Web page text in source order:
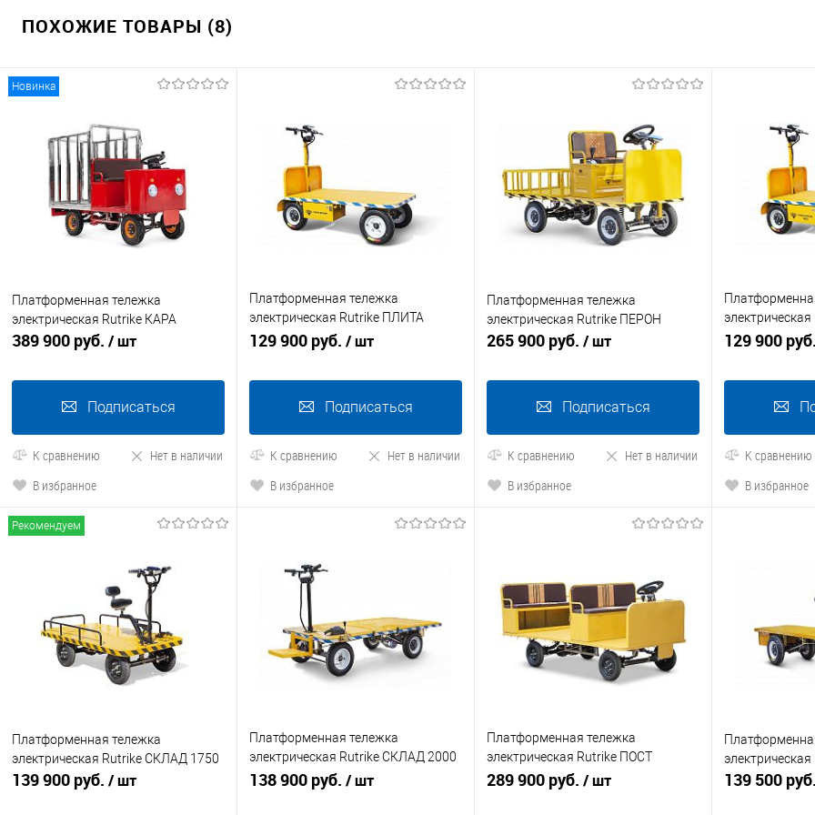
ПОХОЖИЕ ТОВАРЫ (8)
Новинка
Платформенная тележка
электрическая Rutrike КАРА
389 900 руб. / шт
Подписаться
К сравнению
Нет в наличии
В избранное
Платформенная тележка
электрическая Rutrike ПЛИТА
БУКСИР 1500
129 900 руб. / шт
Подписаться
К сравнению
Нет в наличии
В избранное
Платформенная тележка
электрическая Rutrike ПЕРОН
265 900 руб. / шт
Подписаться
К сравнению
Нет в наличии
В избранное
БУКСИР 1200
129 900
К сравнению
В избранное
Рекомендуем
Платформенная тележка
электрическая Rutrike СКЛАД 1750
139 900 руб. / шт
Платформенная тележка
электрическая Rutrike СКЛАД 2000
П
138 900 руб. / шт
Платформенная тележка
электрическая Rutrike ПОСТ
ПАССАЖИР
289 900 руб. / шт 139 500